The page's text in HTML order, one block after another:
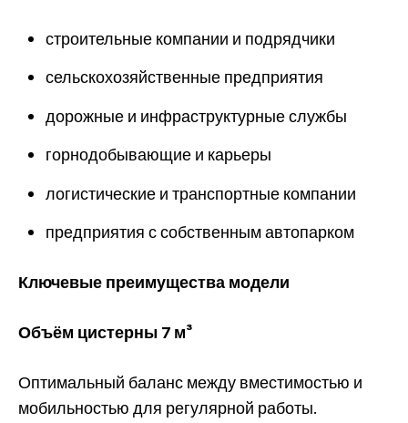
строительные компании и подрядчики
сельскохозяйственные предприятия
дорожные и инфраструктурные службы
горнодобывающие и карьеры
логистические и транспортные компании
предприятия с собственным автопарком
Ключевые преимущества модели
Объём цистерны 7 м³
Оптимальный баланс между вместимостью и
мобильностью для регулярной работы.